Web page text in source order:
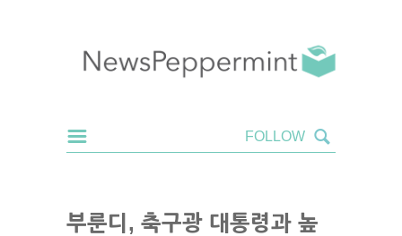
부룬디, 축구광 대통령과 높